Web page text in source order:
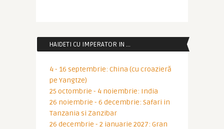
HAIDETI CU IMPERATOR IN …
4 - 16 septembrie: China (cu croazieră
pe Yangtze)
25 octombrie - 4 noiembrie: India
26 noiembrie - 6 decembrie: Safari in
Tanzania si Zanzibar
26 decembrie - 2 ianuarie 2027: Gran